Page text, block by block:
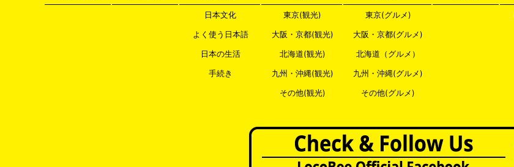
日本文化
よく使う日本語
日本の生活
手続き
東京(観光)
大阪・京都(観光)
北海道(観光)
九州・沖縄(観光)
その他(観光)
東京(グルメ)
大阪・京都(グルメ)
北海道（グルメ）
九州・沖縄(グルメ)
その他(グルメ)